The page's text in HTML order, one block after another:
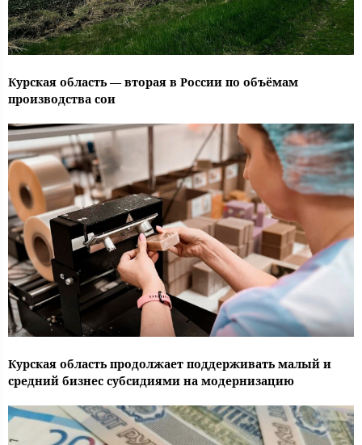
Курская область — вторая в России по объёмам
производства сои
Курская область продолжает поддерживать малый и
средний бизнес субсидиями на модернизацию